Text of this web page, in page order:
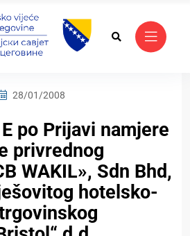
28/01/2008
po Prijavi namjere
privrednog
WAKIL», Sdn Bhd,
hotelsko-